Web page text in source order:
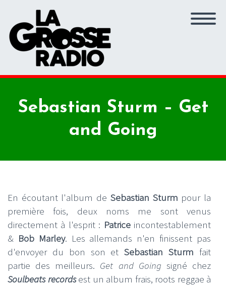
Sebastian Sturm – Get
and Going
En écoutant l'album de Sebastian Sturm pour la
première fois, deux noms me sont venus
directement à l'esprit : Patrice incontestablement
& Bob Marley. Les allemands n'en finissent pas
d'envoyer du bon son etSebastian Sturmfait
partie des meilleurs. Get and Going signé chez
Soulbeats recordsest un album frais, roots reggae à